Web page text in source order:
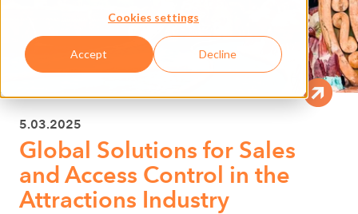
Cookies settings
Accept Decline
5.03.2025
Global Solutions for Sales
and Access Control in the
Attractions Industry